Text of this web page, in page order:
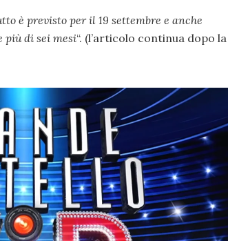
è previsto per il 19 settembre e anche
più di sei mesi“. (l’articolo continua dopo la